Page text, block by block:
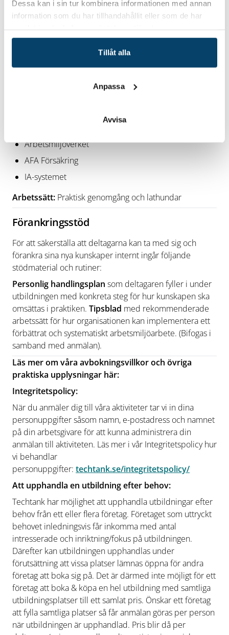
Dessa kan i sin tur kombinera informationen med annan
information som du har tillhandahållit eller som de har
Tillåt alla
Anpassa
Avvisa
Förbättrad riskmedvetenhet
Starkare samverkan mellan chefer och skyddsombud
Bättre förutsättningar för en säker och trivsam
Verktyg och stöd i arbetsmiljöarbetet
Arbetsmiljöverket
AFA Försäkring
IA-systemet
Arbetssätt: Praktisk genomgång och lathundar
Förankringsstöd
För att säkerställa att deltagarna kan ta med sig och
förankra sina nya kunskaper internt ingår följande
stödmaterial och rutiner:
Personlig handlingsplan som deltagaren fyller i under
utbildningen med konkreta steg för hur kunskapen ska
omsättas i praktiken. Tipsblad med rekommenderade
arbetssätt för hur organisationen kan implementera ett
förbättrat och systematiskt arbetsmiljöarbete. (Bifogas i
samband med anmälan).
Läs mer om våra avbokningsvillkor och övriga
praktiska upplysningar här:
Integritetspolicy:
När du anmäler dig till våra aktiviteter tar vi in dina
personuppgifter såsom namn, e-postadress och namnet
på din arbetsgivare för att kunna administrera din
anmälan till aktiviteten. Läs mer i vår Integritetspolicy hur
vi behandlar
personuppgifter: techtank.se/integritetspolicy/
Att upphandla en utbildning efter behov:
Techtank har möjlighet att upphandla utbildningar efter
behov från ett eller flera företag. Företaget som uttryckt
behovet inledningsvis får inkomma med antal
intresserade och inriktning/fokus på utbildningen.
Därefter kan utbildningen upphandlas under
förutsättning att vissa platser lämnas öppna för andra
företag att boka sig på. Det är därmed inte möjligt för ett
företag att boka & köpa en hel utbildning med samtliga
utbildningsplatser till ett samlat pris. Önskar ett företag
att fylla samtliga platser så får anmälan göras per person
när utbildningen är upphandlad. Pris blir då per